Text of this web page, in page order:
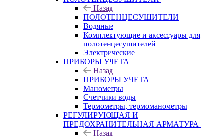
Назад
ПОЛОТЕНЦЕСУШИТЕЛИ
Водяные
Комплектующие и аксессуары для
полотенцесушителей
Электрические
ПРИБОРЫ УЧЕТА
Назад
ПРИБОРЫ УЧЕТА
Манометры
Счетчики воды
Термометры, термоманометры
РЕГУЛИРУЮЩАЯ И
ПРЕДОХРАНИТЕЛЬНАЯ АРМАТУРА
Назад